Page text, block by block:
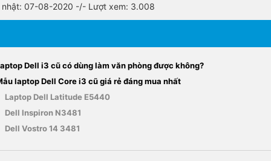
nhật: 07-08-2020 -/- Lượt xem: 3.008
Dell i3 cũ có dùng làm văn phòng được không?
laptop Dell Core i3 cũ giá rẻ đáng mua nhất
Laptop Dell Latitude E5440
Dell Inspiron N3481
Dell Vostro 14 3481